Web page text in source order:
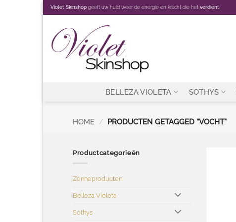
naar
Violet Skinshop geeft uw huid weer de energie en kracht die het verdient
BELLEZA VIOLETA SOTHYS
HOME / PRODUCTEN GETAGGED “VOCHT”
Productcategorieën
Zonneproducten
Belleza Violeta
Sothys